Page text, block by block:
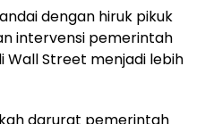
dengan hiruk pikuk
intervensi pemerintah
Wall Street menjadi lebih